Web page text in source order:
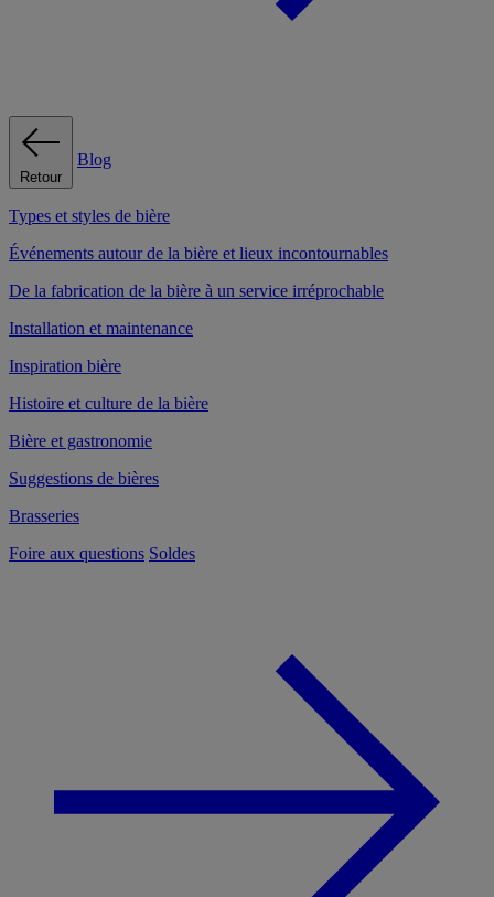
Retour
Blog
Types et styles de bière
Événements autour de la bière et lieux incontournables
De la fabrication de la bière à un service irréprochable
Installation et maintenance
Inspiration bière
Histoire et culture de la bière
Bière et gastronomie
Suggestions de bières
Brasseries
Foire aux questions Soldes